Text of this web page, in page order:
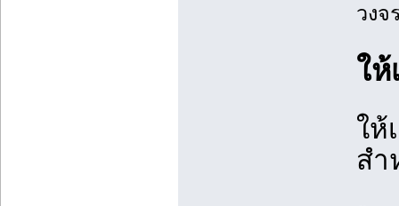
วงจ
ให้
ให้
สำ